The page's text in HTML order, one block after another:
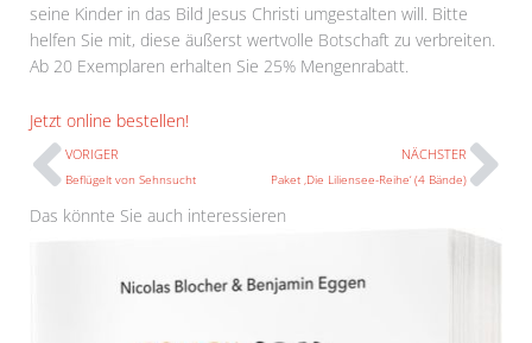
seine Kinder in das Bild Jesus Christi umgestalten will. Bitte
helfen Sie mit, diese äußerst wertvolle Botschaft zu verbreiten.
Ab 20 Exemplaren erhalten Sie 25% Mengenrabatt.
Jetzt online bestellen!
Prev
VORIGER
Beflügelt von Sehnsucht
NÄCHSTER
Paket ‚Die Liliensee-Reihe‘ (4 Bände)
Das könnte Sie auch interessieren